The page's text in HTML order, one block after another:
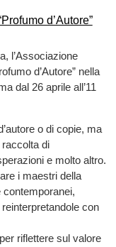
l’Associazione
d’Autore” nella
dal 26 aprile all’11
o di copie, ma
di
e molto altro.
i maestri della
con
riflettere sul valore